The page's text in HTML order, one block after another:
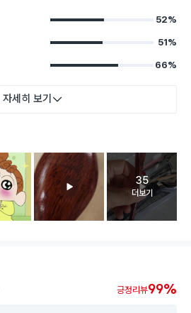
52%
51%
66%
자세히 보기
고객 리뷰
35
더보기
긍정리뷰99%